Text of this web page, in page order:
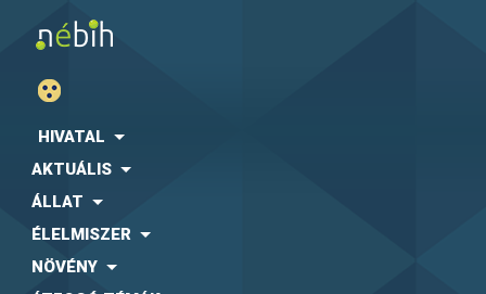
HIVATAL
AKTUÁLIS
ÁLLAT
ÉLELMISZER
NÖVÉNY